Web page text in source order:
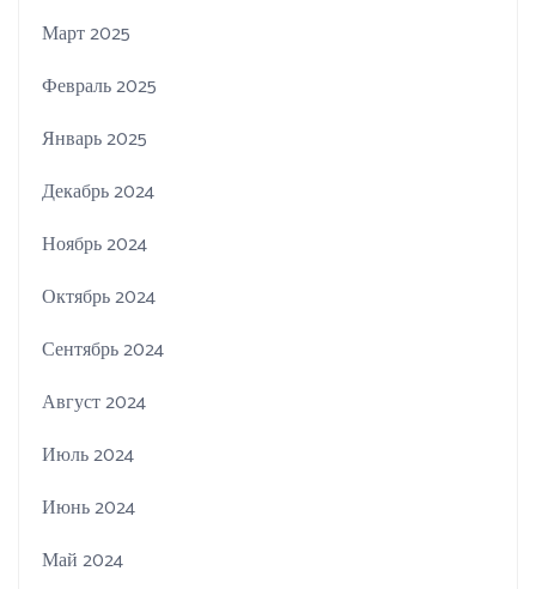
Март 2025
Февраль 2025
Январь 2025
Декабрь 2024
Ноябрь 2024
Октябрь 2024
Сентябрь 2024
Август 2024
Июль 2024
Июнь 2024
Май 2024